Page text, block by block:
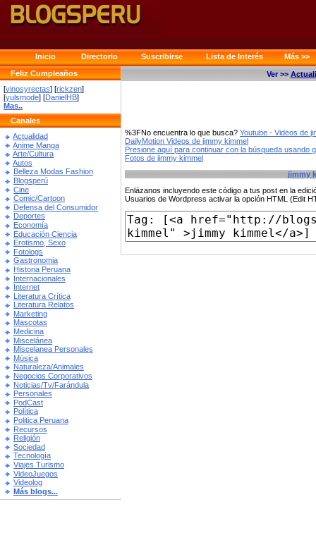
Inicio Directorio Suscribirse Lista de Interés
Más >>
Feliz Cumpleaños
[vinosyrectas] [rickzen]
[yulsmode] [DanielHB]
Mas..
Canales
Actualidad
Anime Manga
Arte/Cultura
Autos
Belleza Modas Fashion
Blogsperú
Cine
Comic/Cartoon
Defensa del Consumidor
Deportes
Economía
Educación Ciencia
Erotismo, Sexo
Fotologs
Gastronomia
Historia Peruana
Internacionales
Internet
Literatura Crítica
Literatura Relatos
Marketing
Mascotas
Medicina
Miscelánea
Miscelanea Personales
Música
Naturaleza/Animales
Negocios Corporativos
Noticias/Tv/Farándula
Personales
PodCast
Política
Politica Peruana
Recursos
Religión
Sociedad
Tecnología
Viajes Turismo
VideoJuegos
Videolog
Más blogs...
Ver >>
%3FNo encuentra lo que busca? Youtube - Videos de
DailyMotion Videos de jimmy kimmel
Presione aquí para continuar con la búsqueda usando
Fotos de jimmy kimmel
jimmy
Enlázanos incluyendo este código a tus post en la
Usuarios de Wordpress activar la opción HTML (Edit